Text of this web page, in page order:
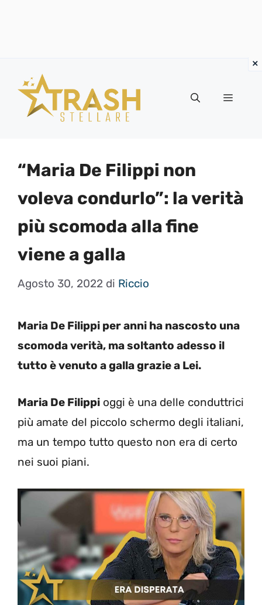
contenuto
Menu
“Maria De Filippi non
voleva condurlo”: la verità
più scomoda alla fine
viene a galla
Agosto 30, 2022 di Riccio
Maria De Filippi per anni ha nascosto una
scomoda verità, ma soltanto adesso il
tutto è venuto a galla grazie a Lei.
Maria De Filippi oggi è una delle conduttrici
più amate del piccolo schermo degli italiani,
ma un tempo tutto questo non era di certo
nei suoi piani.